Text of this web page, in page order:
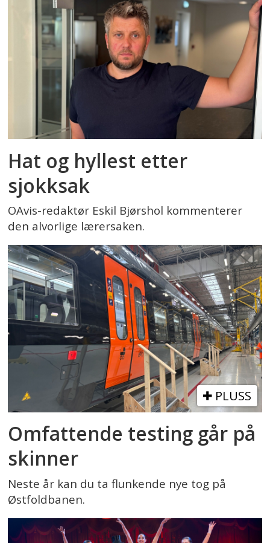
Hat og hyllest etter
sjokksak
OAvis-redaktør Eskil Bjørshol kommenterer
den alvorlige lærersaken.
PLUSS
Omfattende testing går på
skinner
Neste år kan du ta flunkende nye tog på
Østfoldbanen.